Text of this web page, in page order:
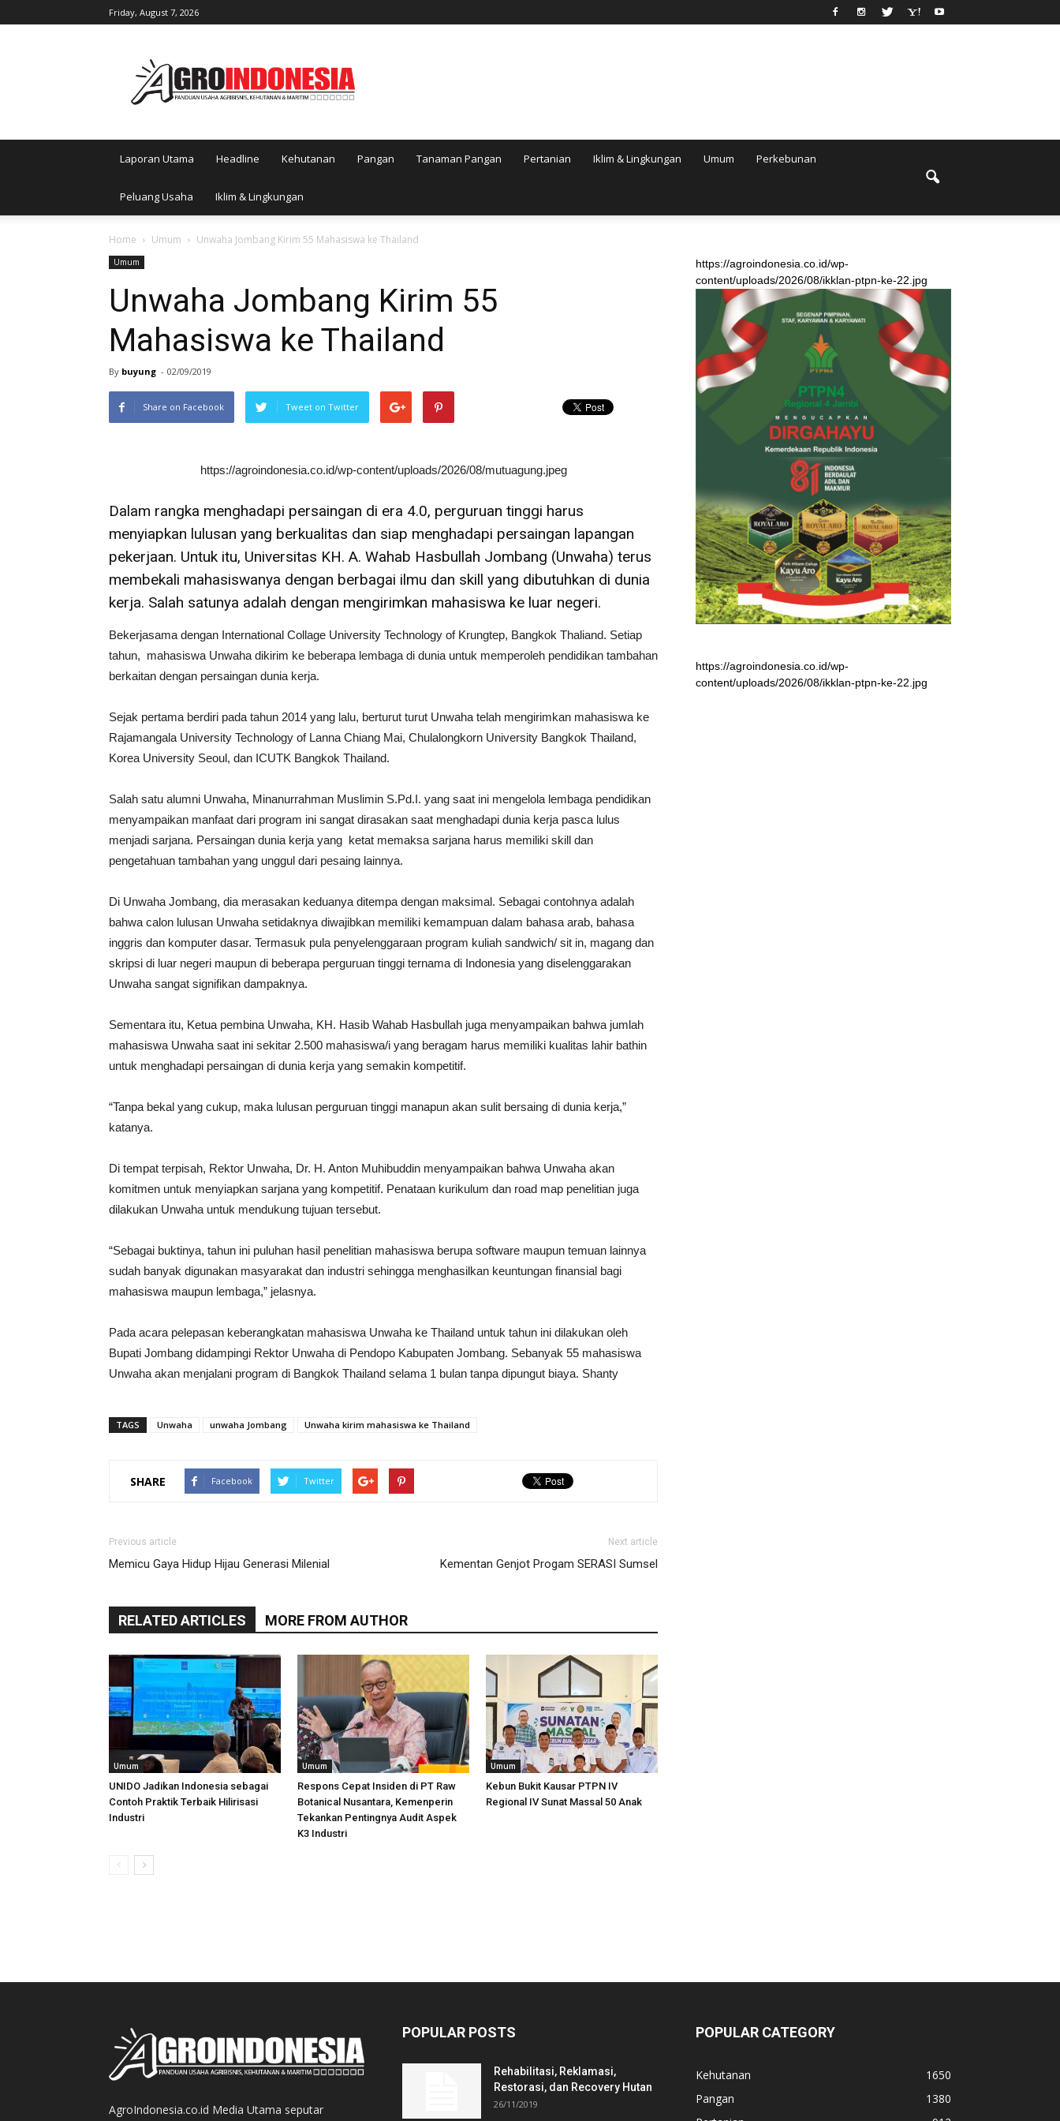
Friday, August 7, 2026
Laporan Utama Headline Kehutanan Pangan Tanaman Pangan Pertanian Iklim & Lingkungan Umum Perkebunan
Peluang Usaha Iklim & Lingkungan
Home Umum Unwaha Jombang Kirim 55 Mahasiswa ke Thailand
Umum
Unwaha Jombang Kirim 55
Mahasiswa ke Thailand
By buyung - 02/09/2019
Share on Facebook Tweet on Twitter
https://agroindonesia.co.id/wp-content/uploads/2026/08/mutuagung.jpeg
Dalam rangka menghadapi persaingan di era 4.0, perguruan tinggi harus
menyiapkan lulusan yang berkualitas dan siap menghadapi persaingan lapangan
pekerjaan. Untuk itu, Universitas KH. A. Wahab Hasbullah Jombang (Unwaha) terus
membekali mahasiswanya dengan berbagai ilmu dan skill yang dibutuhkan di dunia
kerja. Salah satunya adalah dengan mengirimkan mahasiswa ke luar negeri.
Bekerjasama dengan International Collage University Technology of Krungtep, Bangkok Thaliand. Setiap
tahun, mahasiswa Unwaha dikirim ke beberapa lembaga di dunia untuk memperoleh pendidikan tambahan
berkaitan dengan persaingan dunia kerja.
Sejak pertama berdiri pada tahun 2014 yang lalu, berturut turut Unwaha telah mengirimkan mahasiswa ke
Rajamangala University Technology of Lanna Chiang Mai, Chulalongkorn University Bangkok Thailand,
Korea University Seoul, dan ICUTK Bangkok Thailand.
Salah satu alumni Unwaha, Minanurrahman Muslimin S.Pd.I. yang saat ini mengelola lembaga pendidikan
menyampaikan manfaat dari program ini sangat dirasakan saat menghadapi dunia kerja pasca lulus
menjadi sarjana. Persaingan dunia kerja yang ketat memaksa sarjana harus memiliki skill dan
pengetahuan tambahan yang unggul dari pesaing lainnya.
Di Unwaha Jombang, dia merasakan keduanya ditempa dengan maksimal. Sebagai contohnya adalah
bahwa calon lulusan Unwaha setidaknya diwajibkan memiliki kemampuan dalam bahasa arab, bahasa
inggris dan komputer dasar. Termasuk pula penyelenggaraan program kuliah sandwich/ sit in, magang dan
skripsi di luar negeri maupun di beberapa perguruan tinggi ternama di Indonesia yang diselenggarakan
Unwaha sangat signifikan dampaknya.
Sementara itu, Ketua pembina Unwaha, KH. Hasib Wahab Hasbullah juga menyampaikan bahwa jumlah
mahasiswa Unwaha saat ini sekitar 2.500 mahasiswa/i yang beragam harus memiliki kualitas lahir bathin
untuk menghadapi persaingan di dunia kerja yang semakin kompetitif.
“Tanpa bekal yang cukup, maka lulusan perguruan tinggi manapun akan sulit bersaing di dunia kerja,”
katanya.
Di tempat terpisah, Rektor Unwaha, Dr. H. Anton Muhibuddin menyampaikan bahwa Unwaha akan
komitmen untuk menyiapkan sarjana yang kompetitif. Penataan kurikulum dan road map penelitian juga
dilakukan Unwaha untuk mendukung tujuan tersebut.
“Sebagai buktinya, tahun ini puluhan hasil penelitian mahasiswa berupa software maupun temuan lainnya
sudah banyak digunakan masyarakat dan industri sehingga menghasilkan keuntungan finansial bagi
mahasiswa maupun lembaga,” jelasnya.
Pada acara pelepasan keberangkatan mahasiswa Unwaha ke Thailand untuk tahun ini dilakukan oleh
Bupati Jombang didampingi Rektor Unwaha di Pendopo Kabupaten Jombang. Sebanyak 55 mahasiswa
Unwaha akan menjalani program di Bangkok Thailand selama 1 bulan tanpa dipungut biaya. Shanty
TAGS Unwaha unwaha Jombang Unwaha kirim mahasiswa ke Thailand
SHARE Facebook Twitter
Previous article
Memicu Gaya Hidup Hijau Generasi Milenial
Next article
Kementan Genjot Progam SERASI Sumsel
RELATED ARTICLES MORE FROM AUTHOR
Umum
UNIDO Jadikan Indonesia sebagai
Contoh Praktik Terbaik Hilirisasi
Industri
Umum
Respons Cepat Insiden di PT Raw
Botanical Nusantara, Kemenperin
Tekankan Pentingnya Audit Aspek
K3 Industri
Umum
Kebun Bukit Kausar PTPN IV
Regional IV Sunat Massal 50 Anak
https://agroindonesia.co.id/wp-
content/uploads/2026/08/ikklan-ptpn-ke-22.jpg
https://agroindonesia.co.id/wp-
content/uploads/2026/08/ikklan-ptpn-ke-22.jpg
AgroIndonesia.co.id Media Utama seputar
POPULAR POSTS
Rehabilitasi, Reklamasi,
Restorasi, dan Recovery Hutan
26/11/2019
POPULAR CATEGORY
Kehutanan
1650
Pangan
1380